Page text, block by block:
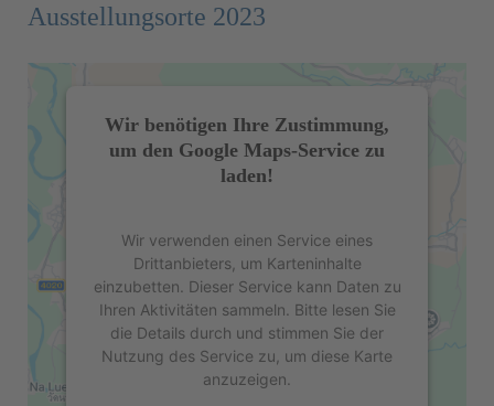
Ausstellungsorte 2023
Wir benötigen Ihre Zustimmung,
um den Google Maps-Service zu
laden!
Wir verwenden einen Service eines
Drittanbieters, um Karteninhalte
einzubetten. Dieser Service kann Daten zu
Ihren Aktivitäten sammeln. Bitte lesen Sie
die Details durch und stimmen Sie der
Nutzung des Service zu, um diese Karte
anzuzeigen.